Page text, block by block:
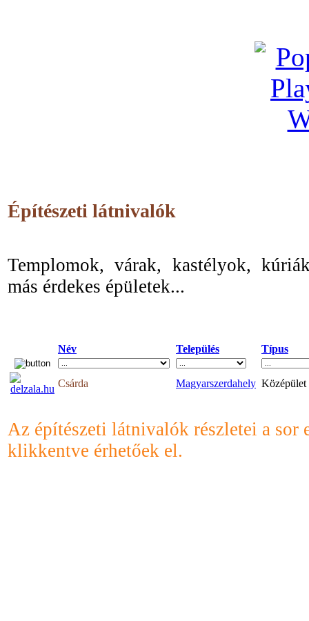
Építészeti látnivalók
Templomok, várak, kastélyok,
más érdekes épületek...
Név Település Típus
Csárda Magyarszerdahely Középület
Az építészeti látnivalók részletei a sor
klikkentve érhetőek el.